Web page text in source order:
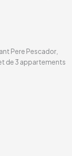
Pere Pescador,
de 3 appartements